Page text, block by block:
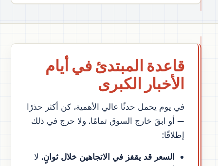
قاعدة المبتدئ في أيام
الأخبار الكبرى
في يوم يحمل حدثًا عالي الأهمية، كن أكثر حذرًا
— أو ابقَ خارج السوق تمامًا. ولا حرج في ذلك
إطلاقًا:
السعر قد يقفز في الاتجاهين خلال ثوانٍ. لا